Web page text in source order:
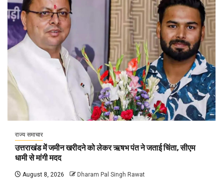
राज्य समाचार
उत्तराखंड में जमीन खरीदने को लेकर ऋषभ पंत ने जताई चिंता, सीएम
धामी से मांगी मदद
August 8, 2026 Dharam Pal Singh Rawat